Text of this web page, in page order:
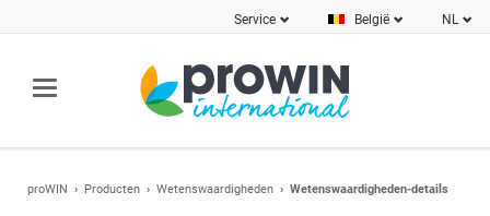
NL
België
Service
proWIN Producten Wetenswaardigheden Wetenswaardigheden-details